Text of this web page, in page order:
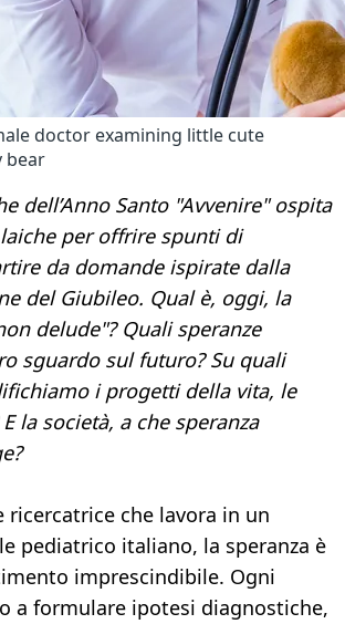
doctor examining little cute
bear
dell’Anno Santo "Avvenire" ospita
per offrire spunti di
da domande ispirate dalla
del Giubileo. Qual è, oggi, la
delude"? Quali speranze
sguardo sul futuro? Su quali
i progetti della vita, le
la società, a che speranza
ricercatrice che lavora in un
pediatrico italiano, la speranza è
imprescindibile. Ogni
a formulare ipotesi diagnostiche,